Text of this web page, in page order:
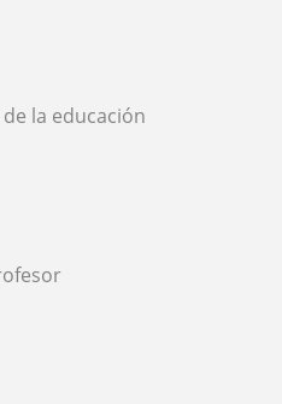
la educación